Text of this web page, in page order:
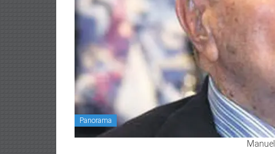
Panorama